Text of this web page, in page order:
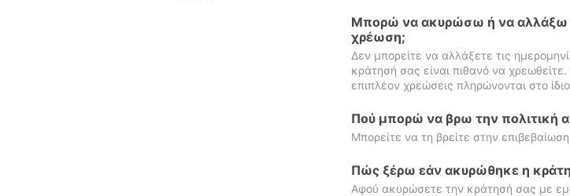
Μπορώ να ακυρώσω ή να αλλάξω
χρέωση;
Δεν μπορείτε να αλλάξετε τις
κράτησή σας είναι πιθανό να
επιπλέον χρεώσεις πληρώνονται στο
Πού μπορώ να βρω την πολιτική
Μπορείτε να τη βρείτε στην
Πώς ξέρω εάν ακυρώθηκε η
Αφού ακυρώσετε την κράτησή σας με